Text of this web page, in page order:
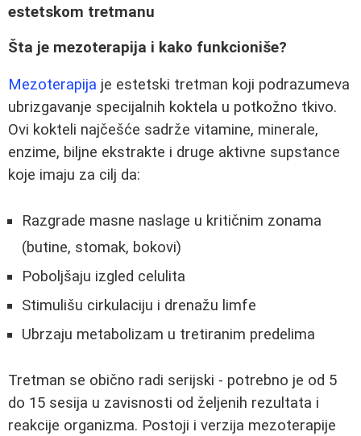
estetskom tretmanu
Šta je mezoterapija i kako funkcioniše?
Mezoterapija je estetski tretman koji podrazumeva
ubrizgavanje specijalnih koktela u potkožno tkivo.
Ovi kokteli najčešće sadrže vitamine, minerale,
enzime, biljne ekstrakte i druge aktivne supstance
koje imaju za cilj da:
Razgrade masne naslage u kritičnim zonama
(butine, stomak, bokovi)
Poboljšaju izgled celulita
Stimulišu cirkulaciju i drenažu limfe
Ubrzaju metabolizam u tretiranim predelima
Tretman se obično radi serijski - potrebno je od 5
do 15 sesija u zavisnosti od željenih rezultata i
reakcije organizma. Postoji i verzija mezoterapije